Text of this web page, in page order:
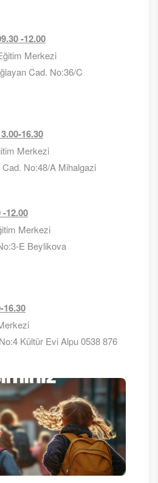
-12.00
Merkezi
Cad. No:36/C
16.30
Merkezi
No:48/A Mihalgazi
12.00
Merkezi
E Beylikova
16.30
Kültür Evi Alpu 0538 876